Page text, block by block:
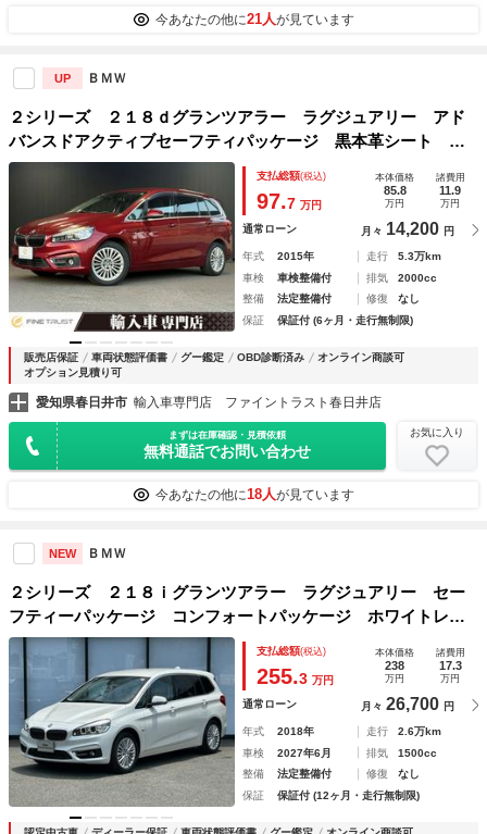
今あなたの他に21人が見ています
UP ＢＭＷ
２シリーズ ２１８ｄグランツアラー ラグジュアリー アド
バンスドアクティブセーフティパッケージ 黒本革シート コ
ンフォートパッケージ ６ヶ月走行距離無制限保証 パワーバ
ックドア アダプティブクルーズコントロール 禁煙車 ＬＥ
Ｄヘッドライト バックカメラ
支払総額(税込)
97.7 万円
本体価格
85.8
万円
諸費用
11.9
万円
通常ローン 月々 14,200 円
年式 2015年 走行
5.3万km
車検
車検整備付 排気
2000cc
整備
法定整備付 修復
なし
保証
保証付 (6ヶ月・走行無制限)
販売店保証 車両状態評価書 グー鑑定 OBD診断済み
オンライン商談可
オプション見積り可
愛知県春日井市 輸入車専門店 ファイントラスト春日井店
まずは在庫確認・見積依頼
無料通話でお問い合わせ
お気に入り
今あなたの他に18人が見ています
NEW ＢＭＷ
２シリーズ ２１８ｉグランツアラー ラグジュアリー セー
フティーパッケージ コンフォートパッケージ ホワイトレザ
ーパワーシート【認定中古車】【全国正規ディーラー保証付／
１年・走行距離無制限】ＡＣＣ 禁煙車 バックカメラ 前後
ＰＤＣ
支払総額(税込)
255.3 万円
本体価格
238
万円
諸費用
17.3
万円
通常ローン 月々 26,700 円
年式 2018年 走行
2.6万km
車検
2027年6月 排気
1500cc
整備
法定整備付 修復
なし
保証
保証付 (12ヶ月・走行無制限)